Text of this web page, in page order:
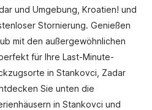
und Umgebung, Kroatien! und
Stornierung. Genießen
mit den außergewöhnlichen
für Ihre Last-Minute-
in Stankovci, Zadar
Sie unten die
in Stankovci und